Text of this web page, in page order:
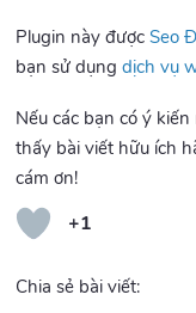
Plugin này đượcSeo
bạn sử dụngdịch vụ
Nếu các bạn có ý
thấy bài viết hữu ích
cám ơn!
+1
Chia sẻ bài viết: